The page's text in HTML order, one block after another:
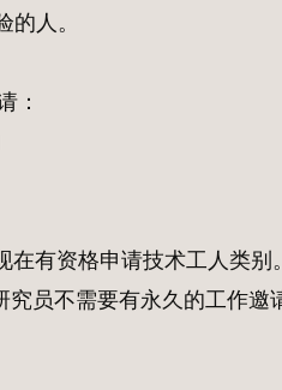
人。
：
有资格申请技术工人类别。
员不需要有永久的工作邀